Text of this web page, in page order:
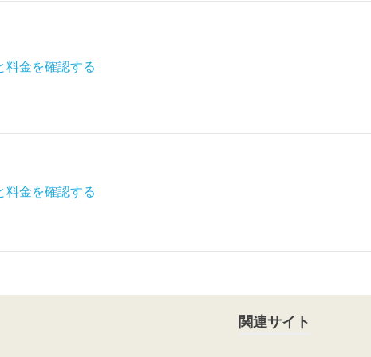
料金を確認する
料金を確認する
関連サイト